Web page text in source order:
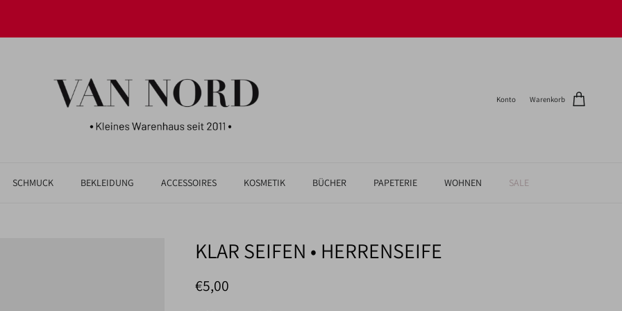
Konto Warenkorb
SCHMUCK BEKLEIDUNG ACCESSOIRES KOSMETIK BÜCHER PAPETERIE WOHNEN SALE
KLAR SEIFEN • HERRENSEIFE
Normaler Preis
€5,00